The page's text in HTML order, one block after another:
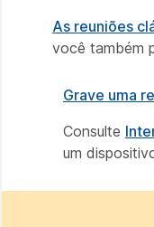
As reuniões
você também
Grave uma
Consulte
um